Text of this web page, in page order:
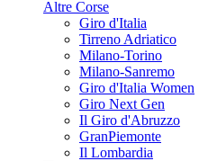
Altre Corse
Giro d'Italia
Tirreno Adriatico
Milano-Torino
Milano-Sanremo
Giro d'Italia Women
Giro Next Gen
Il Giro d'Abruzzo
GranPiemonte
Il Lombardia